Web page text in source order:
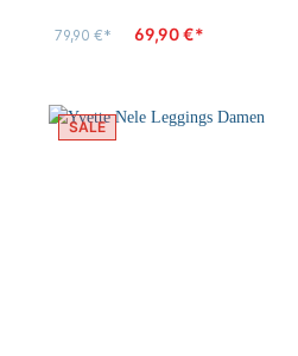
79,90 €* 69,90 €*
SALE